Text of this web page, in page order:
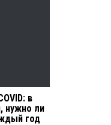
в
нужно ли
год